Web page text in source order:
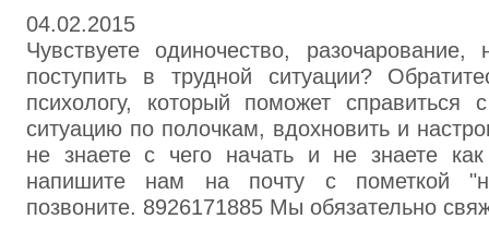
04.02.2015
Чувствуете одиночество,
поступить в трудной ситуации?
психологу, который поможет справиться
ситуацию по полочкам, вдохновить и
не знаете с чего начать и не знаете
напишите нам на почту с пометкой
позвоните. 8926171885 Мы обязательно